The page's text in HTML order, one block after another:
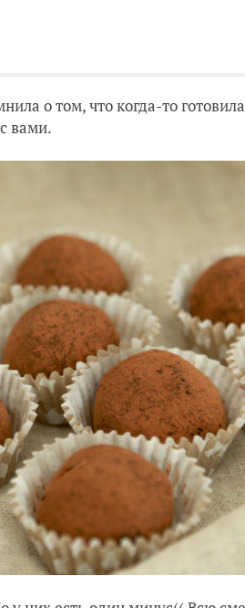
о том, что когда-то
вами.